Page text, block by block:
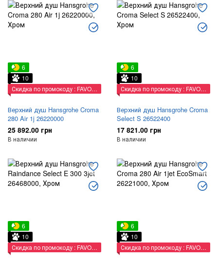
6
10
Скидка по промокоду : FAVORIT
Верхний душ Hansgrohe Croma
280 Air 1j 26220000
25 892.00 грн
В наличии
6
10
Скидка по промокоду : FAVORIT
Верхний душ Hansgrohe Croma
Select S 26522400
17 821.00 грн
В наличии
6
10
Скидка по промокоду : FAVORIT
6
10
Скидка по промокоду : FAVORIT